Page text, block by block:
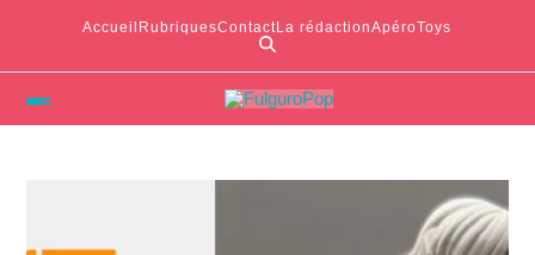
Accueil RubriquesContactLa rédactionApéroToys